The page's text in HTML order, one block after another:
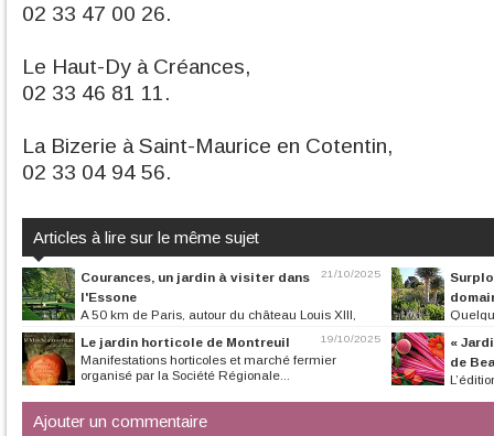
02 33 47 00 26.
Le Haut-Dy à Créances,
02 33 46 81 11.
La Bizerie à Saint-Maurice en Cotentin,
02 33 04 94 56.
Articles à lire sur le même sujet
21/10/2025
Courances, un jardin à visiter dans
l'Essone
A 50 km de Paris, autour du château Louis XIII,
une grande promenade à faire...
corniche des
19/10/2025
Le jardin horticole de Montreuil
Manifestations horticoles et marché fermier
organisé par la Société Régionale...
«
de
Ajouter un commentaire